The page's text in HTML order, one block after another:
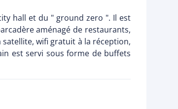
hall et du " ground zero ". Il est
aménagé de restaurants,
wifi gratuit à la réception,
est servi sous forme de buffets